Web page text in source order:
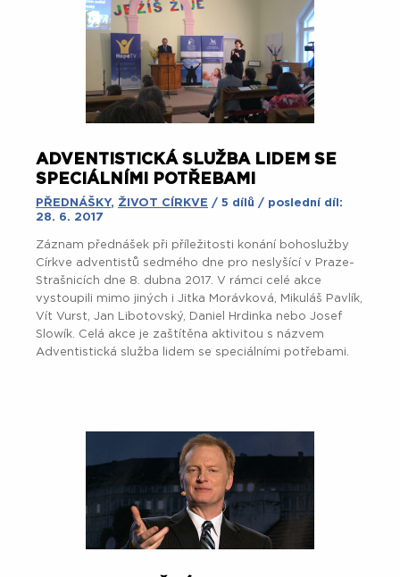
ADVENTISTICKÁ SLUŽBA LIDEM SE
SPECIÁLNÍMI POTŘEBAMI
PŘEDNÁŠKY, ŽIVOT CÍRKVE / 5 dílů / poslední díl:
28. 6. 2017
Záznam přednášek při příležitosti konání bohoslužby
Církve adventistů sedmého dne pro neslyšící v Praze-
Strašnicích dne 8. dubna 2017. V rámci celé akce
vystoupili mimo jiných i Jitka Morávková, Mikuláš Pavlík,
Vít Vurst, Jan Libotovský, Daniel Hrdinka nebo Josef
Slowík. Celá akce je zaštítěna aktivitou s názvem
Adventistická služba lidem se speciálními potřebami.